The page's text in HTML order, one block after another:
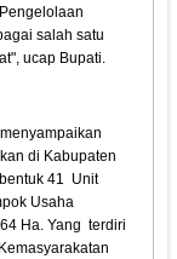
salah satu
ucap Bupati.
di Kabupaten
41 Unit
Usaha
Ha. Yang terdiri